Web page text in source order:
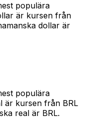
populära
är kursen från
dollar är
populära
är kursen från BRL
real är BRL.